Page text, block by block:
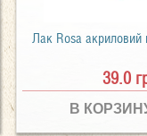
Лак Rosa акриловий
39.0
В